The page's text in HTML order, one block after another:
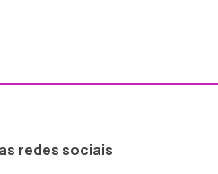
redes sociais